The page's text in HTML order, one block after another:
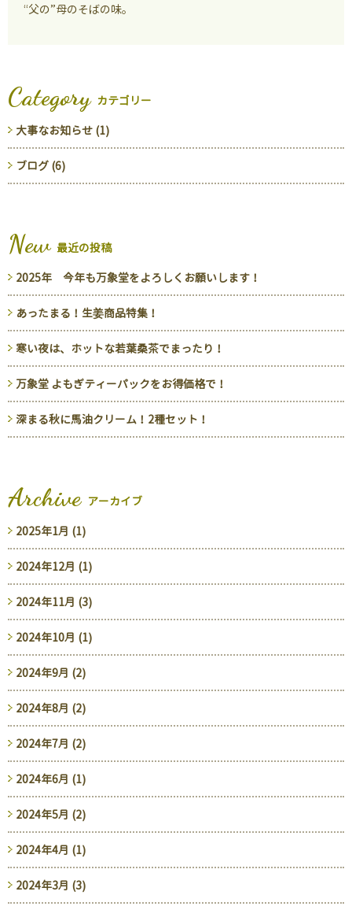
“父の”母のそばの味。
Category カテゴリー
大事なお知らせ (1)
ブログ (6)
New 最近の投稿
2025年 今年も万象堂をよろしくお願いします！
あったまる！生姜商品特集！
寒い夜は、ホットな若葉桑茶でまったり！
万象堂 よもぎティーパックをお得価格で！
深まる秋に馬油クリーム！2種セット！
Archive アーカイブ
2025年1月 (1)
2024年12月 (1)
2024年11月 (3)
2024年10月 (1)
2024年9月 (2)
2024年8月 (2)
2024年7月 (2)
2024年6月 (1)
2024年5月 (2)
2024年4月 (1)
2024年3月 (3)